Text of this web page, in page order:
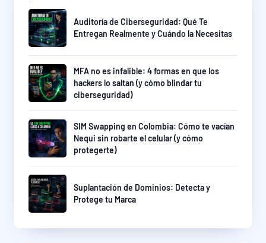
Auditoría de Ciberseguridad: Qué Te
Entregan Realmente y Cuándo la Necesitas
MFA no es infalible: 4 formas en que los
hackers lo saltan (y cómo blindar tu
ciberseguridad)
SIM Swapping en Colombia: Cómo te vacían
Nequi sin robarte el celular (y cómo
protegerte)
Suplantación de Dominios: Detecta y
Protege tu Marca